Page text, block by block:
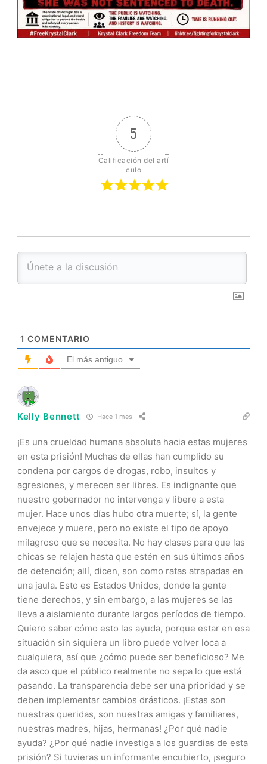
5
Calificación del artí
culo
1 COMENTARIO
El más antiguo
Kelly Bennett Hace 1 mes
¡Es una crueldad humana absoluta hacia estas mujeres
en esta prisión! Muchas de ellas han cumplido su
condena por cargos de drogas, robo, insultos y
agresiones, y merecen ser libres. Es indignante que
nuestro gobernador no intervenga y libere a esta
mujer. Hace unos días hubo otra muerte; sí, la gente
envejece y muere, pero no existe el tipo de apoyo
milagroso que se necesita. No hay clases para que las
chicas se relajen hasta que estén en sus últimos años
de detención; allí, dicen, son como ratas atrapadas en
una jaula. Esto es Estados Unidos, donde la gente
tiene derechos, y sin embargo, a las mujeres se las
lleva a aislamiento durante largos períodos de tiempo.
Quiero saber cómo esto las ayuda, porque estar en esa
situación sin siquiera un libro puede volver loca a
cualquiera, así que ¿cómo puede ser beneficioso? Me
da asco que el público realmente no sepa lo que está
pasando. La transparencia debe ser una prioridad y se
deben implementar cambios drásticos. ¡Estas son
nuestras queridas, son nuestras amigas y familiares,
nuestras madres, hijas, hermanas! ¿Por qué nadie
ayuda? ¿Por qué nadie investiga a los guardias de esta
prisión? Si tuvieras un informante encubierto, ¡seguro